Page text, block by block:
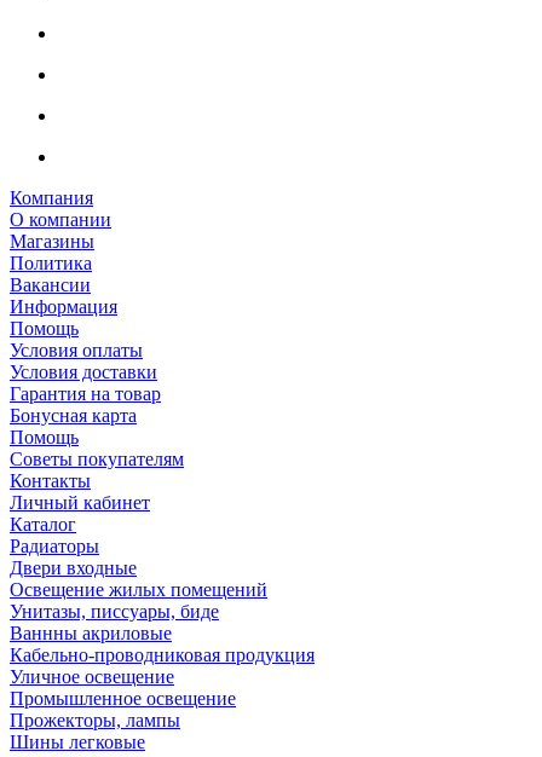
Компания
О компании
Магазины
Политика
Вакансии
Информация
Помощь
Условия оплаты
Условия доставки
Гарантия на товар
Бонусная карта
Помощь
Советы покупателям
Контакты
Личный кабинет
Каталог
Радиаторы
Двери входные
Освещение жилых помещений
Унитазы, писсуары, биде
Ваннны акриловые
Кабельно-проводниковая продукция
Уличное освещение
Промышленное освещение
Прожекторы, лампы
Шины легковые